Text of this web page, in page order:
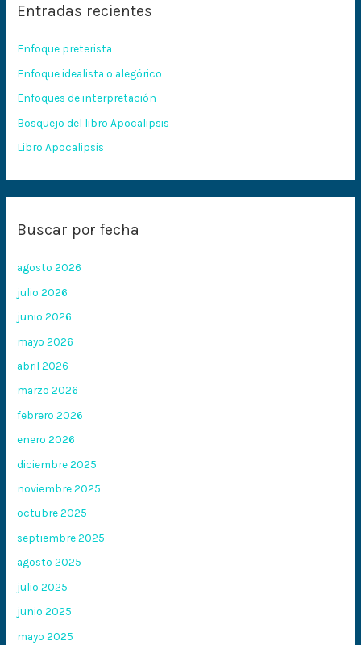
a
p
o
r
:
Entradas recientes
Enfoque preterista
Enfoque idealista o alegórico
Enfoques de interpretación
Bosquejo del libro Apocalipsis
Libro Apocalipsis
Buscar por fecha
agosto 2026
julio 2026
junio 2026
mayo 2026
abril 2026
marzo 2026
febrero 2026
enero 2026
diciembre 2025
noviembre 2025
octubre 2025
septiembre 2025
agosto 2025
julio 2025
junio 2025
mayo 2025